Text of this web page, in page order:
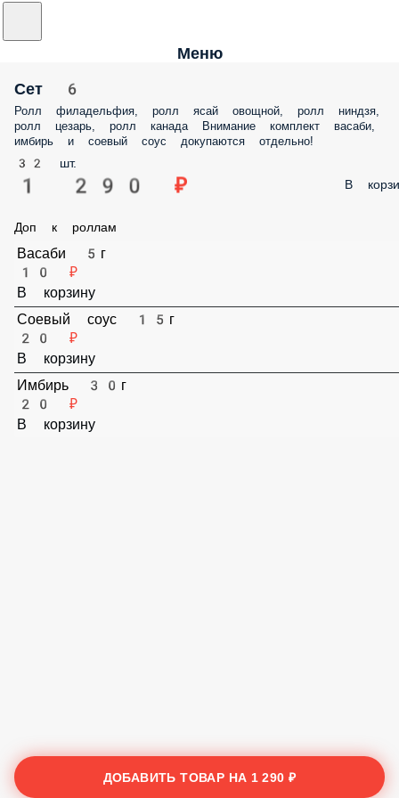
Меню
Сет 6
Ролл филадельфия, ролл ясай овощной, ролл ниндзя,
ролл цезарь, ролл канада Внимание комплект васаби,
имбирь и соевый соус докупаются отдельно!
32 шт.
1 290 ₽ В
Доп к роллам
Васаби 5г
10 ₽
В корзину
Соевый соус 15г
20 ₽
В корзину
Имбирь 30г
20 ₽
ДОБАВИТЬ ТОВАР НА 1 290 ₽